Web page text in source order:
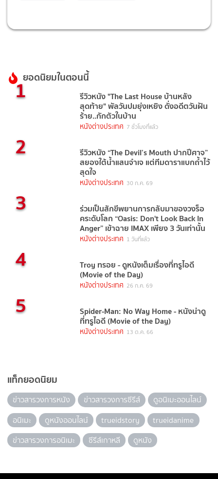
ยอดนิยมในตอนนี้
1 รีวิวหนัง "The Last House บ้านหลัง
สุดท้าย" พัลวันปมยุ่งเหยิง ดั่งอดีตวันฝัน
ร้าย..กักตัวในบ้าน
หนังต่างประเทศ 7 ชั่วโมงที่แล้ว
2 รีวิวหนัง “The Devil’s Mouth ปากปีศาจ”
สยองใต้น้ำแสนจำเจ แต่ทีมดาราแบกถ้ำไว้
สุดใจ
หนังต่างประเทศ 30 ก.ค. 69
3 ร่วมเป็นสักขีพยานการกลับมาของวงร็อ
คระดับโลก “Oasis: Don't Look Back In
Anger” เข้าฉาย IMAX เพียง 3 วันเท่านั้น
หนังต่างประเทศ 1 วันที่แล้ว
4 Troy ทรอย - ดูหนังเต็มเรื่องที่ทรูไอดี
(Movie of the Day)
หนังต่างประเทศ 26 ก.ค. 69
5 Spider-Man: No Way Home - หนังน่าดู
ที่ทรูไอดี (Movie of the Day)
หนังต่างประเทศ 13 ต.ค. 66
แท็กยอดนิยม
ข่าวสารวงการหนัง ข่าวสารวงการซีรีส์
ดูอนิเมะออนไลน์
อนิเมะ
ดูหนังออนไลน์ trueidstory
trueidanime
ข่าวสารวงการอนิเมะ
ซีรีส์เกาหลี ดูหนัง